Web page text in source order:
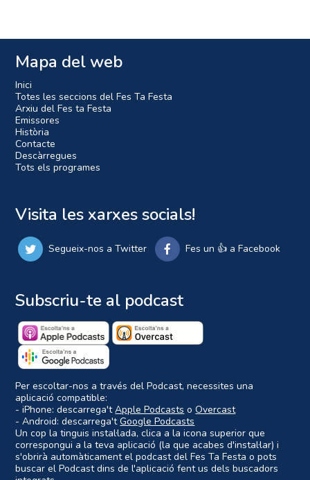
Mapa del web
Inici
Totes les seccions del Fes Ta Festa
Arxiu del Fes ta Festa
Emissores
Història
Contacte
Descàrregues
Tots els programes
Visita les xarxes socials!
Segueix-nos a Twitter Fes un 👍 a Facebook
Subscriu-te al podcast
Per escoltar-nos a través del Podcast, necessites una
aplicació compatible:
- iPhone: descarrega'tApple Podcasts oOvercast
- Android: descarrega'tGoogle Podcasts
Un cop la tinguis instal·lada, clica a la icona superior que
correspongui a la teva aplicació (la que acabes d'instal·lar) i
s'obrirà automàticament el podcast del Fes Ta Festa o pots
buscar el Podcast dins de l'aplicació fent us dels buscadors